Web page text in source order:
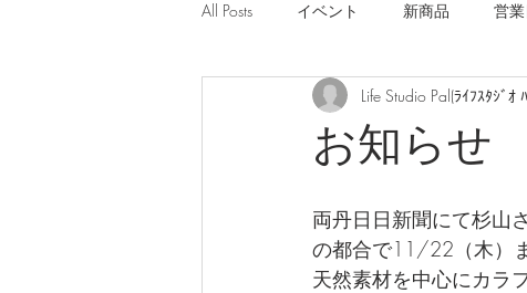
All Posts イベント 新商品 営
営業日・お店に関するお
お知らせ
Life Studio Pal(ﾗｲﾌｽﾀｼﾞｵ
両丹日日新聞にて杉山
の都合で11/22（木）
天然素材を中心にカラ